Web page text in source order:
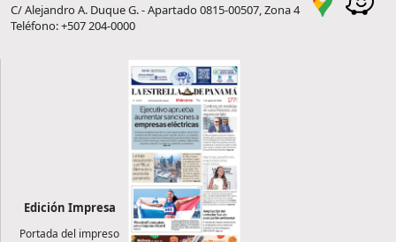
C/ Alejandro A. Duque G. - Apartado 0815-00507, Zona 4
Teléfono: +507 204-0000
Edición Impresa
Portada del impreso